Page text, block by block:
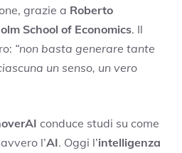
grazie a Roberto
School of Economics. Il
“non basta generare tante
un senso, un vero
conduce studi su come
l’AI. Oggi l’intelligenza